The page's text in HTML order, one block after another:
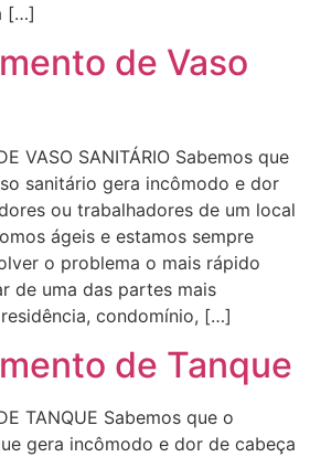
[…]
de Vaso
VASO SANITÁRIO Sabemos que
sanitário gera incômodo e dor
ou trabalhadores de um local
ágeis e estamos sempre
o problema o mais rápido
de uma das partes mais
condomínio, […]
de Tanque
TANQUE Sabemos que o
gera incômodo e dor de cabeça